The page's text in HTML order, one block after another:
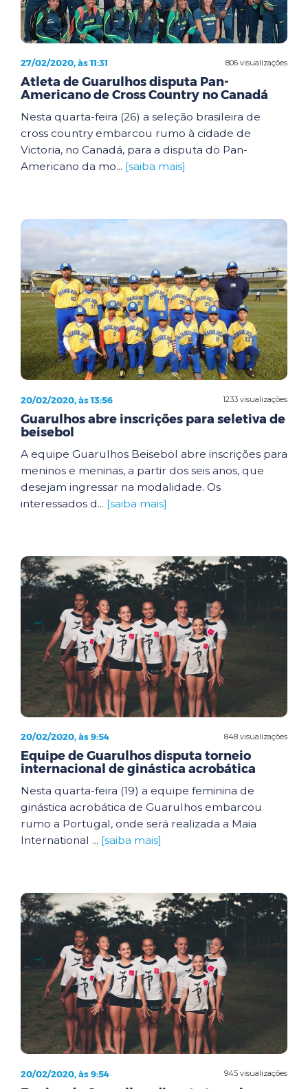
806 visualizações
27/02/2020, às 11:31
Atleta de Guarulhos disputa Pan-
Americano de Cross Country no Canadá
Nesta quarta-feira (26) a seleção brasileira de
cross country embarcou rumo à cidade de
Victoria, no Canadá, para a disputa do Pan-
Americano da mo... [saiba mais]
1233 visualizações
20/02/2020, às 13:56
Guarulhos abre inscrições para seletiva de
beisebol
A equipe Guarulhos Beisebol abre inscrições para
meninos e meninas, a partir dos seis anos, que
desejam ingressar na modalidade. Os
interessados d... [saiba mais]
848 visualizações
20/02/2020, às 9:54
Equipe de Guarulhos disputa torneio
internacional de ginástica acrobática
Nesta quarta-feira (19) a equipe feminina de
ginástica acrobática de Guarulhos embarcou
rumo a Portugal, onde será realizada a Maia
International ... [saiba mais]
945 visualizações
20/02/2020, às 9:54